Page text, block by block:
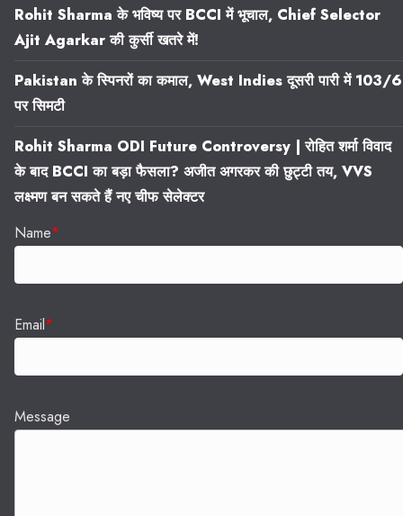
Rohit Sharma के भविष्य पर BCCI में भूचाल, Chief Selector
Ajit Agarkar की कुर्सी खतरे में!
Pakistan के स्पिनरों का कमाल, West Indies दूसरी पारी में 103/6
पर सिमटी
Rohit Sharma ODI Future Controversy | रोहित शर्मा विवाद
के बाद BCCI का बड़ा फैसला? अजीत अगरकर की छुट्टी तय, VVS
लक्ष्मण बन सकते हैं नए चीफ सेलेक्टर
Name*
Email*
Message